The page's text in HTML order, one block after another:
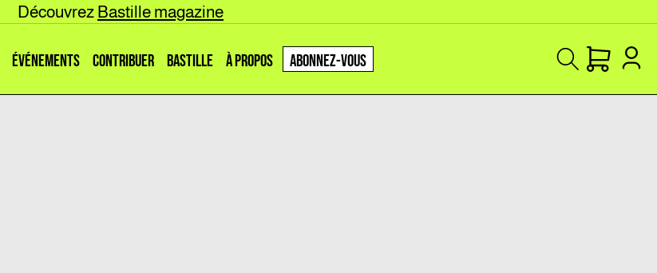
Découvrez Bastille magazine
ÉVÉNEMENTS CONTRIBUER BASTILLE À PROPOS ABONNEZ-VOUS